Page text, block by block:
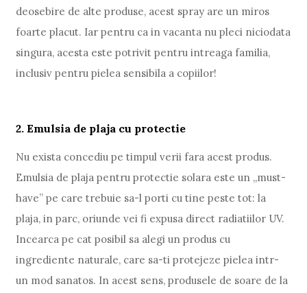
deosebire de alte produse, acest spray are un miros
foarte placut. Iar pentru ca in vacanta nu pleci niciodata
singura, acesta este potrivit pentru intreaga familia,
inclusiv pentru pielea sensibila a copiilor!
2. Emulsia de plaja cu protectie
Nu exista concediu pe timpul verii fara acest produs.
Emulsia de plaja pentru protectie solara este un „must-
have” pe care trebuie sa-l porti cu tine peste tot: la
plaja, in parc, oriunde vei fi expusa direct radiatiilor UV.
Incearca pe cat posibil sa alegi un produs cu
ingrediente naturale, care sa-ti protejeze pielea intr-
un mod sanatos. In acest sens, produsele de soare de la